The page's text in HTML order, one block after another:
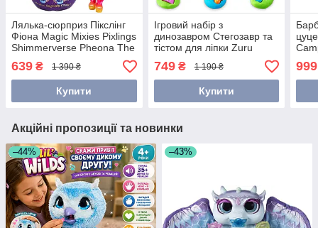
Лялька-сюрприз Пікслінг
Фіона Magic Mixies Pixlings
Shimmerverse Pheona The
Pheonix 14910
639 ₴ 1 390 ₴
Купити
Ігровий набір з
динозавром Стегозавр та
тістом для ліпки Zuru
Smashers Junior Dino
Stegasaurus 74116D
749₴ 1 190 ₴
Купити
999
Акційні пропозиції та новинки
–44% –43%